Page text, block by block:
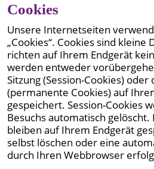
Cookies
Unsere Internetseiten
„Cookies“. Cookies sind kleine
richten auf Ihrem Endgerät
werden entweder
Sitzung (Session-Cookies)
(permanente Cookies) auf
gespeichert. Session-Cookies
Besuchs automatisch
bleiben auf Ihrem Endgerät
selbst löschen oder eine
durch Ihren Webbrowser